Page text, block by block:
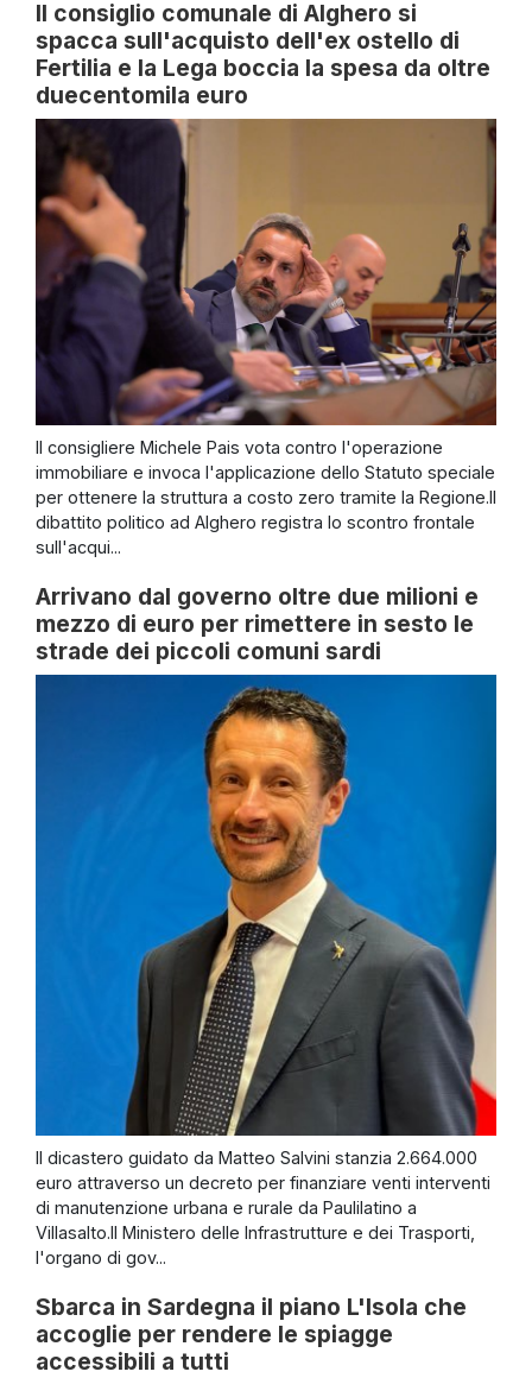
Il consiglio comunale di Alghero si
spacca sull'acquisto dell'ex ostello di
Fertilia e la Lega boccia la spesa da oltre
duecentomila euro
Il consigliere Michele Pais vota contro l'operazione
immobiliare e invoca l'applicazione dello Statuto speciale
per ottenere la struttura a costo zero tramite la Regione.Il
dibattito politico ad Alghero registra lo scontro frontale
sull'acqui...
Arrivano dal governo oltre due milioni e
mezzo di euro per rimettere in sesto le
strade dei piccoli comuni sardi
Il dicastero guidato da Matteo Salvini stanzia 2.664.000
euro attraverso un decreto per finanziare venti interventi
di manutenzione urbana e rurale da Paulilatino a
Villasalto.Il Ministero delle Infrastrutture e dei Trasporti,
l'organo di gov...
Sbarca in Sardegna il piano L'Isola che
accoglie per rendere le spiagge
accessibili a tutti